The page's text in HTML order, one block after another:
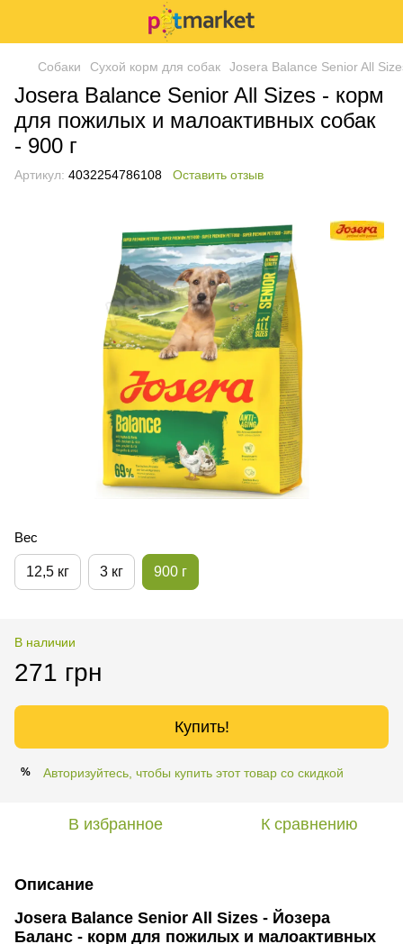
Собаки Сухой корм для собак Josera Balance Senior All
Josera Balance Senior All Sizes - корм
для пожилых и малоактивных собак
- 900 г
Артикул: 4032254786108 Оставить отзыв
Вес
12,5 кг 3 кг 900 г
В наличии
271 грн
Купить!
% Авторизуйтесь, чтобы купить этот товар со скидкой
В избранное К сравнению
Описание
Josera Balance Senior All Sizes - Йозера
Баланс - корм для пожилых и малоактивных